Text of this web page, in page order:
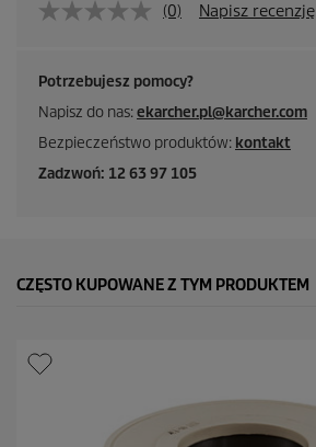
(0) Napisz recenzję
Potrzebujesz pomocy?
Napisz do nas:ekarcher.pl@karcher.com
Bezpieczeństwo produktów: kontakt
Zadzwoń: 12 63 97 105
CZĘSTO KUPOWANE Z TYM PRODUKTEM